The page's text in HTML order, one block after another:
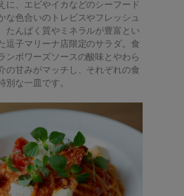
に、エビやイカなどのシーフード
な色合いのトレビスやフレッシュ
たんぱく質やミネラルが豊富とい
逗子マリーナ店限定のサラダ。食
ンボワーズソースの酸味とやわら
の甘みがマッチし、それぞれの食
別な一皿です。